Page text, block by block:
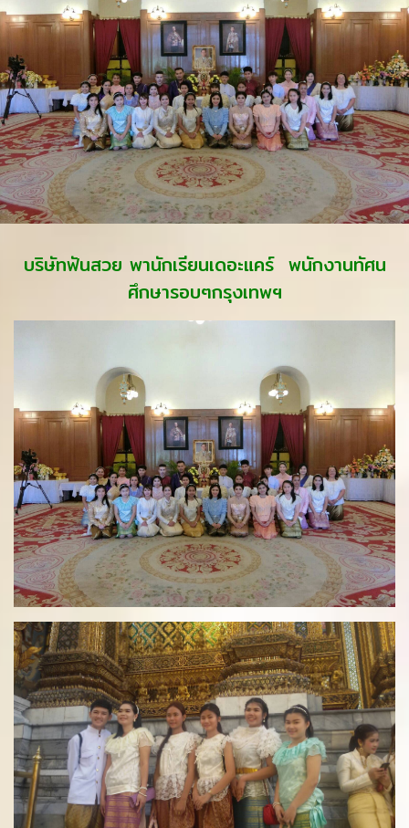
บริษัทฟันสวย พานักเรียนเดอะแคร์ พนักงานทัศน
ศึกษารอบๆกรุงเทพฯ